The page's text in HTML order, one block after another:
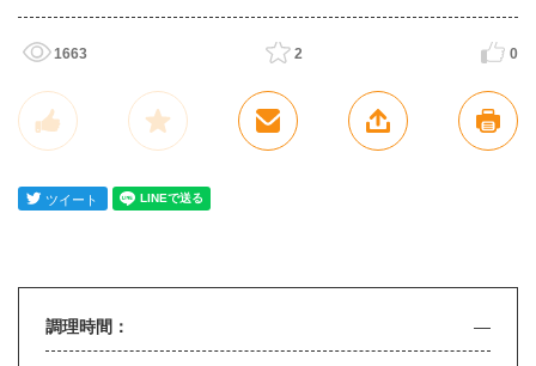
1663 2 0
調理時間： —